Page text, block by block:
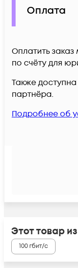
Оплата
Оплатить
по счёту для
Также
партнёра.
Подробнее об
Этот товар
100 гбит/с